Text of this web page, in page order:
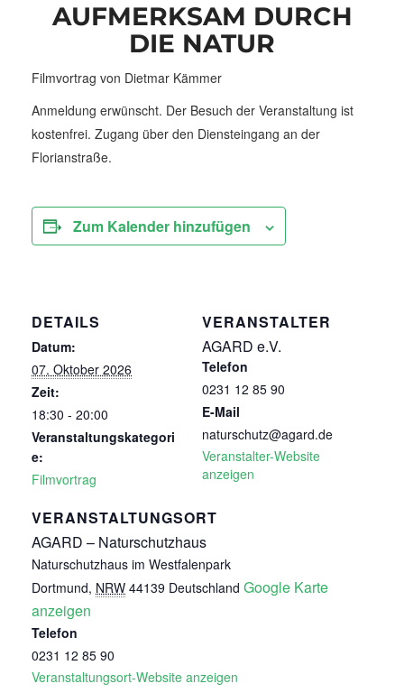
AUFMERKSAM DURCH
DIE NATUR
Filmvortrag von Dietmar Kämmer
Anmeldung erwünscht. Der Besuch der Veranstaltung ist
kostenfrei. Zugang über den Diensteingang an der
Florianstraße.
Zum Kalender hinzufügen
DETAILS
Datum:
07. Oktober 2026
Zeit:
18:30 - 20:00
Veranstaltungskategori
e:
Filmvortrag
VERANSTALTUNGSORT
AGARD – Naturschutzhaus
Naturschutzhaus im Westfalenpark
Dortmund, NRW 44139 Deutschland Google Karte
anzeigen
Telefon
0231 12 85 90
Veranstaltungsort-Website anzeigen
VERANSTALTER
AGARD e.V.
Telefon
0231 12 85 90
E-Mail
naturschutz@agard.de
Veranstalter-Website
anzeigen